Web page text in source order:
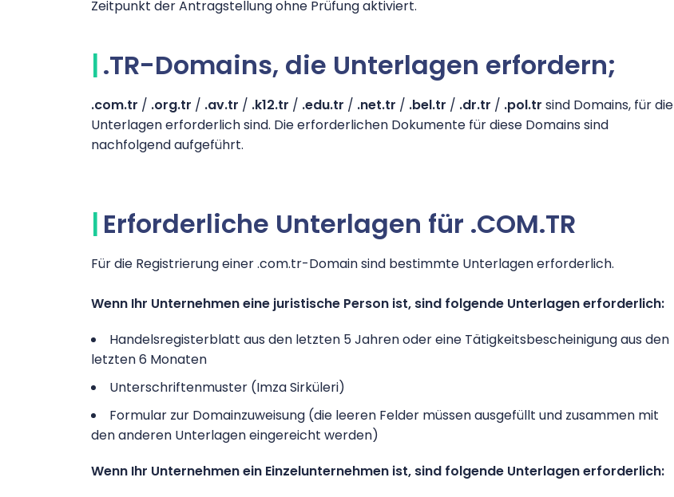
Zeitpunkt der Antragstellung ohne Prüfung aktiviert.
.TR-Domains, die Unterlagen erfordern;
.com.tr / .org.tr / .av.tr / .k12.tr / .edu.tr / .net.tr / .bel.tr / .dr.tr / .pol.tr sind Domains, für die
Unterlagen erforderlich sind. Die erforderlichen Dokumente für diese Domains sind
nachfolgend aufgeführt.
Erforderliche Unterlagen für .COM.TR
Für die Registrierung einer .com.tr-Domain sind bestimmte Unterlagen erforderlich.
Wenn Ihr Unternehmen eine juristische Person ist, sind folgende Unterlagen erforderlich:
Handelsregisterblatt aus den letzten 5 Jahren oder eine Tätigkeitsbescheinigung aus den
letzten 6 Monaten
Unterschriftenmuster (Imza Sirküleri)
Formular zur Domainzuweisung (die leeren Felder müssen ausgefüllt und zusammen mit
den anderen Unterlagen eingereicht werden)
Wenn Ihr Unternehmen ein Einzelunternehmen ist, sind folgende Unterlagen erforderlich: